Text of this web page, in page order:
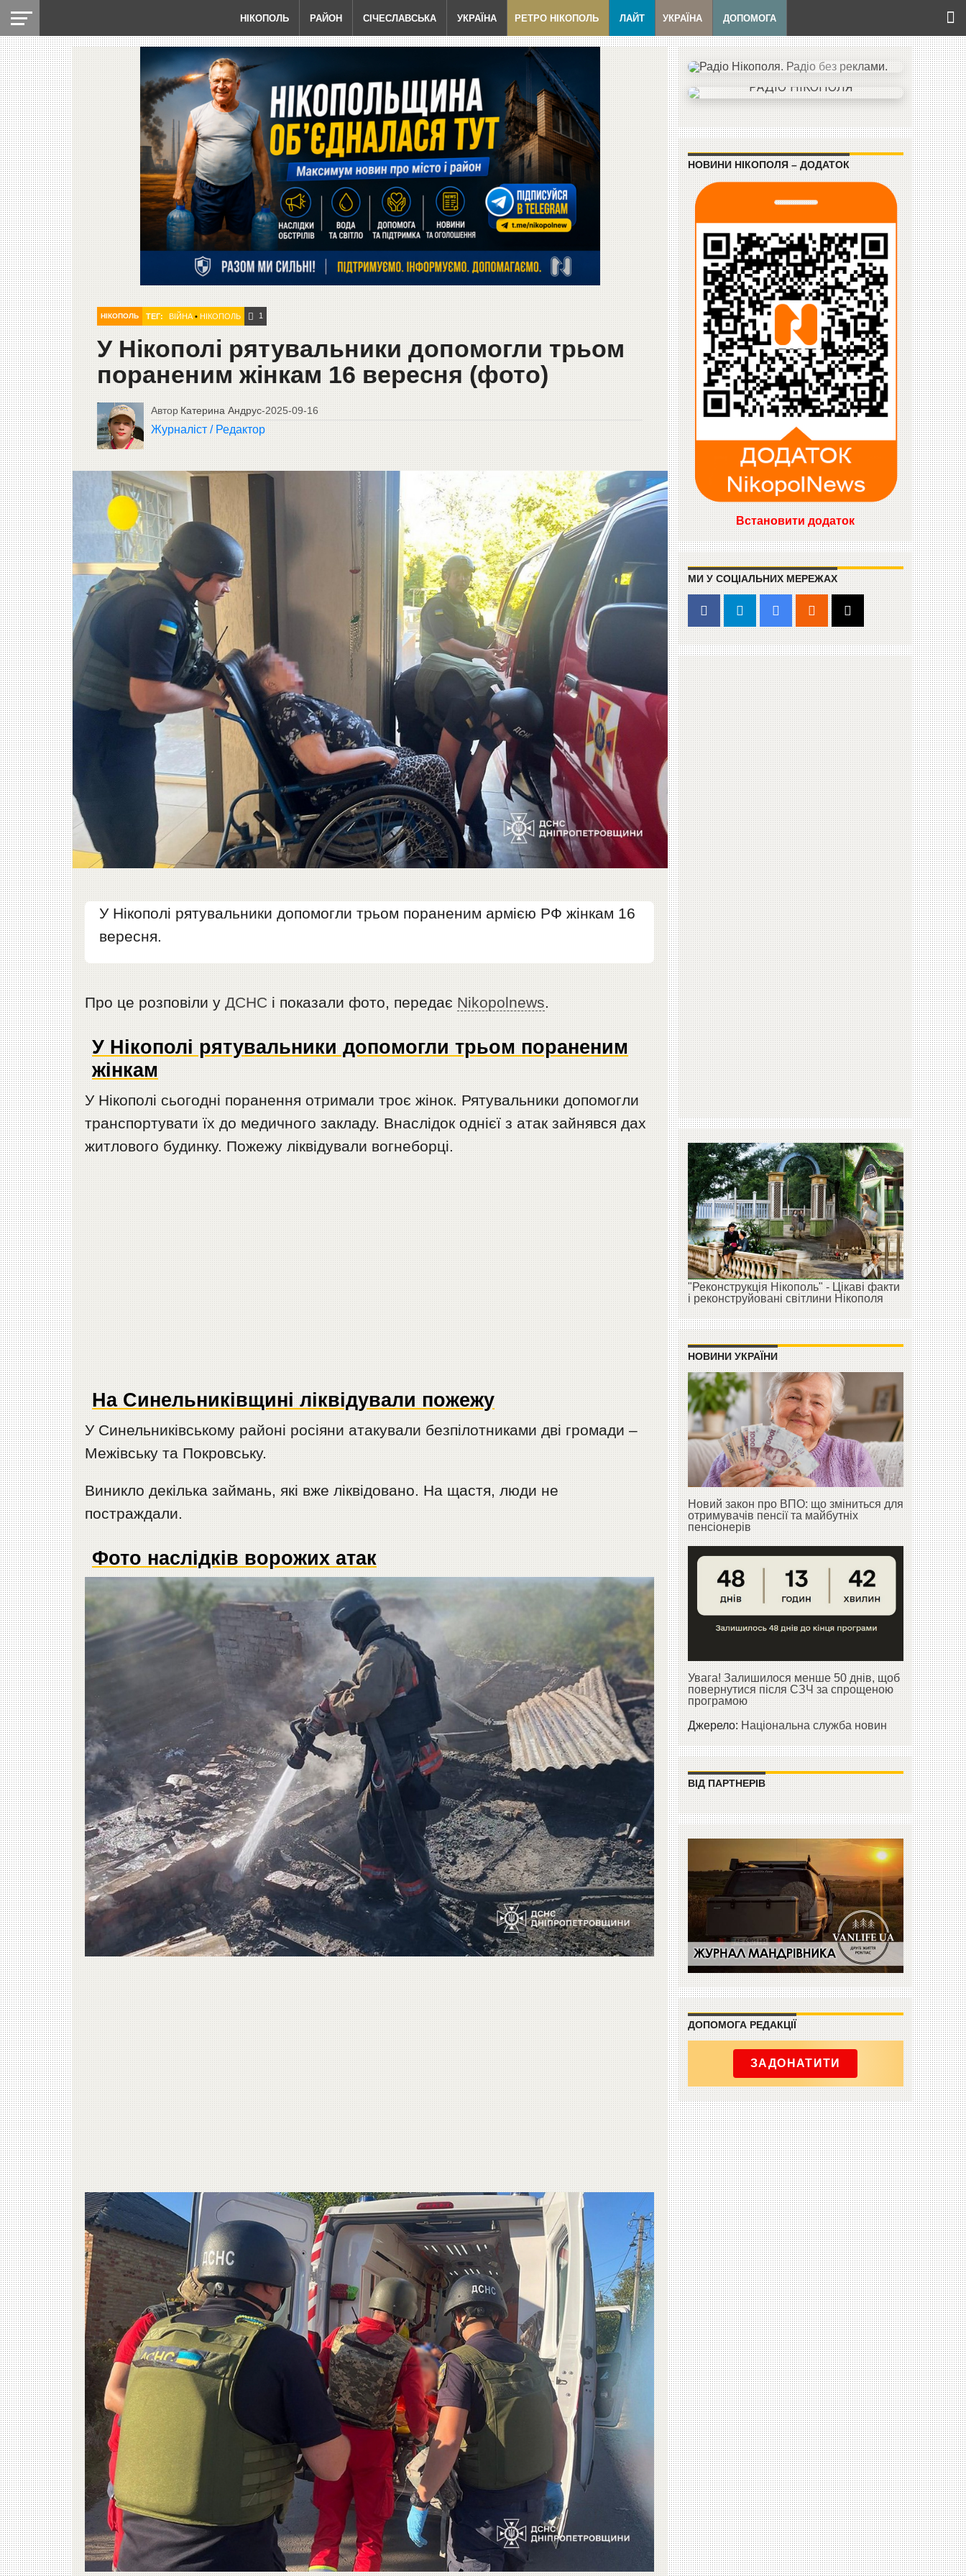
НІКОПОЛЬ РАЙОН СІЧЕСЛАВСЬКА УКРАЇНА РЕТРО НІКОПОЛЬ ЛАЙТ УКРАЇНА ДОПОМОГА
НІКОПОЛЬ ТЕГ: ВІЙНА• НІКОПОЛЬ 1
У Нікополі рятувальники допомогли трьом
пораненим жінкам 16 вересня (фото)
Автор Катерина Андрус-2025-09-16
Журналіст / Редактор
У Нікополі рятувальники допомогли трьом пораненим армією РФ жінкам 16
вересня.
Про це розповіли уДСНС і показали фото, передає Nikopolnews.
У Нікополі рятувальники допомогли трьом пораненим
жінкам
У Нікополі сьогодні поранення отримали троє жінок. Рятувальники допомогли
транспортувати їх до медичного закладу. Внаслідок однієї з атак зайнявся дах
житлового будинку. Пожежу ліквідували вогнеборці.
На Синельниківщині ліквідували пожежу
У Синельниківському районі росіяни атакували безпілотниками дві громади –
Межівську та Покровську.
Виникло декілька займань, які вже ліквідовано. На щастя, люди не
постраждали.
Фото наслідків ворожих атак
НОВИНИ НІКОПОЛЯ – ДОДАТОК
Встановити додаток
МИ У СОЦІАЛЬНИХ МЕРЕЖАХ
"Реконструкція Нікополь" - Цікаві факти
і реконструйовані світлини Нікополя
НОВИНИ УКРАЇНИ
Новий закон про ВПО: що зміниться для
отримувачів пенсії та майбутніх
пенсіонерів
Увага! Залишилося менше 50 днів, щоб
повернутися після СЗЧ за спрощеною
програмою
Джерело:Національна служба новин
ВІД ПАРТНЕРІВ
ДОПОМОГА РЕДАКЦІЇ
ЗАДОНАТИТИ